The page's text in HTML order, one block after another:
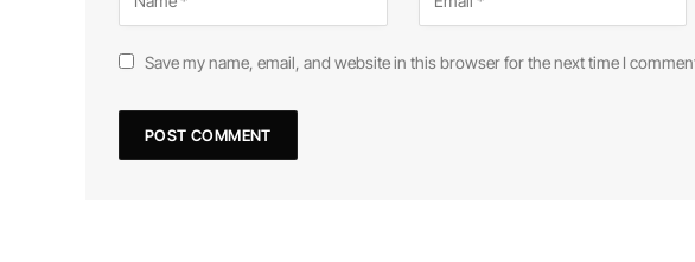
Save my name, email, and website in this browser for the next time I